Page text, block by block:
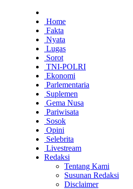
Home
Fakta
Nyata
Lugas
Sorot
TNI-POLRI
Ekonomi
Parlementaria
Suplemen
Gema Nusa
Pariwisata
Sosok
Opini
Selebrita
Livestream
Redaksi
Tentang Kami
Susunan Redaksi
Disclaimer